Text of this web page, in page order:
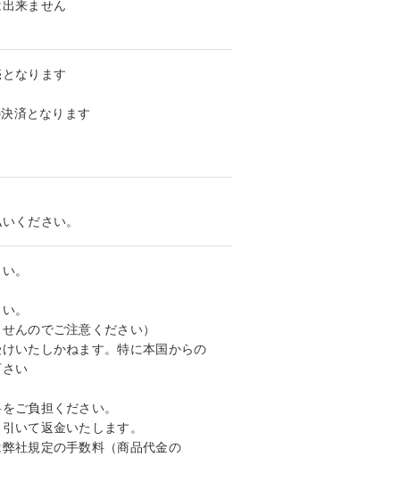
来ません
なります
済となります
ください。
。
。
んのでご注意ください）
いたしかねます。特に本国からの
い
ご負担ください。
いて返金いたします。
社規定の手数料（商品代金の